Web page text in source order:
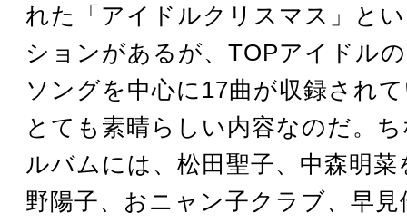
れた「アイドルクリスマス」と
ションがあるが、TOPアイドル
ソングを中心に17曲が収録され
とても素晴らしい内容なのだ。
ルバムには、松田聖子、中森明
野陽子、おニャン子クラブ、早見